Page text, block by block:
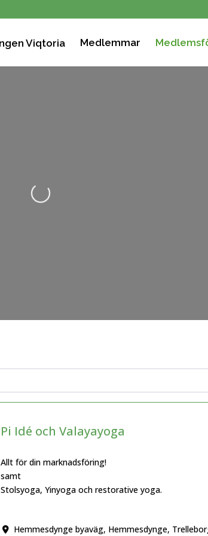
Medlemmar
Loading...
Pi Idé och Valayayoga
Allt för din marknadsföring!
samt
Stolsyoga, Yinyoga och restorative yoga.
Hemmesdynge byaväg, Hemmesdynge,